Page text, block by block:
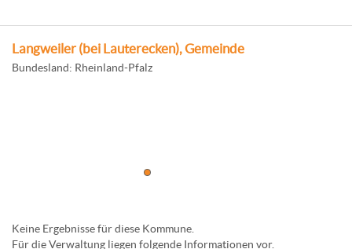
Langweiler (bei Lauterecken), Gemeinde
Bundesland: Rheinland-Pfalz
Keine Ergebnisse für diese Kommune.
Für die Verwaltung liegen folgende Informationen vor.